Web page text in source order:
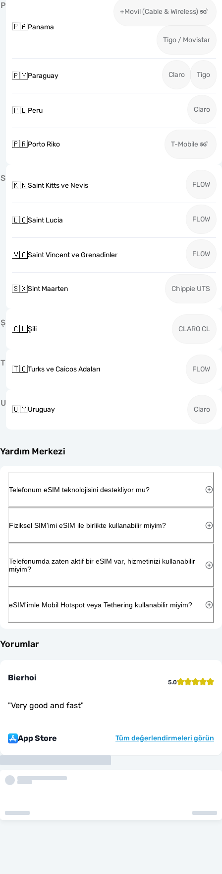
P
🇵🇦Panama
+Movil (Cable & Wireless)
Tigo / Movistar
🇵🇾Paraguay Claro Tigo
🇵🇪Peru Claro
🇵🇷Porto Riko T-Mobile
S
🇰🇳Saint Kitts ve Nevis FLOW
🇱🇨Saint Lucia FLOW
🇻🇨Saint Vincent ve Grenadinler FLOW
🇸🇽Sint Maarten Chippie UTS
Ş
🇨🇱Şili CLARO CL
T
🇹🇨Turks ve Caicos Adaları FLOW
U
🇺🇾Uruguay Claro
Yardım Merkezi
Telefonum eSIM teknolojisini destekliyor mu?
Fiziksel SIM'imi eSIM ile birlikte kullanabilir miyim?
Telefonumda zaten aktif bir eSIM var, hizmetinizi kullanabilir
miyim?
eSIM'imle Mobil Hotspot veya Tethering kullanabilir miyim?
Yorumlar
Bierhoi 5.0
"Very good and fast"
App Store Tüm değerlendirmeleri görün